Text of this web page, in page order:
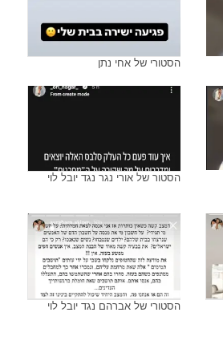
הסטורי של אחי נתן
הסטור של אורי נגר נגד יובל לוי
הסטורי של אברהם נגד יובל לוי